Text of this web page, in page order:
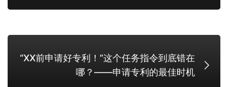
“XX前申请好专利！”这个任务指令到底错在
哪？——申请专利的最佳时机